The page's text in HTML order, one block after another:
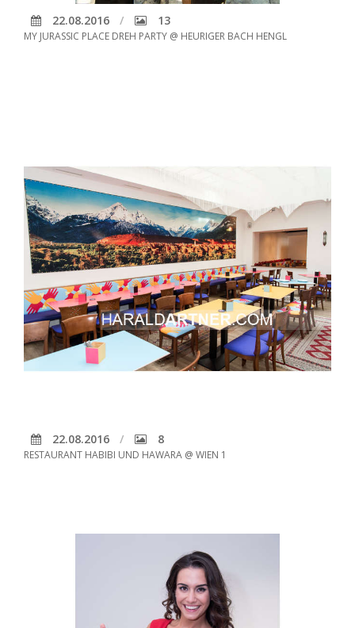
22.08.2016 13
MY JURASSIC PLACE DREH PARTY @ HEURIGER BACH HENGL
22.08.2016 8
RESTAURANT HABIBI UND HAWARA @ WIEN 1